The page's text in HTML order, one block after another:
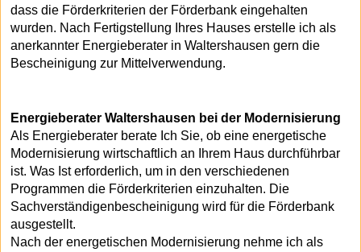
dass die Förderkriterien der Förderbank eingehalten
wurden. Nach Fertigstellung Ihres Hauses erstelle ich als
anerkannter Energieberater in Waltershausen gern die
Bescheinigung zur Mittelverwendung.
Energieberater Waltershausen bei der Modernisierung
Als Energieberater berate Ich Sie, ob eine energetische
Modernisierung wirtschaftlich an Ihrem Haus durchführbar
ist. Was Ist erforderlich, um in den verschiedenen
Programmen die Förderkriterien einzuhalten. Die
Sachverständigenbescheinigung wird für die Förderbank
ausgestellt.
Nach der energetischen Modernisierung nehme ich als